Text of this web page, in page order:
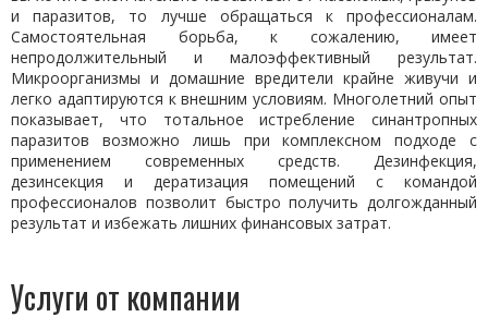
и паразитов, то лучше обращаться к профессионалам.
Самостоятельная борьба, к сожалению, имеет
непродолжительный и малоэффективный результат.
Микроорганизмы и домашние вредители крайне живучи и
легко адаптируются к внешним условиям. Многолетний опыт
показывает, что тотальное истребление синантропных
паразитов возможно лишь при комплексном подходе с
применением современных средств. Дезинфекция,
дезинсекция и дератизация помещений с командой
профессионалов позволит быстро получить долгожданный
результат и избежать лишних финансовых затрат.
Услуги от компании